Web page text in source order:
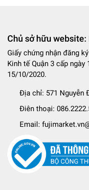
Chủ sở hữu website:
Giấy chứng nhận đăng
Kinh tế Quận 3 cấp
15/10/2020.
Địa chỉ: 571 Nguyễn
Điên thoại:
Email: